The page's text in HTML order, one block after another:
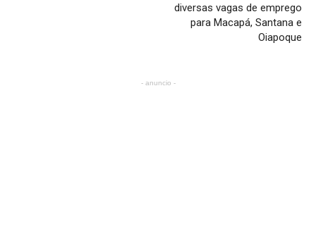
diversas vagas de emprego
para Macapá, Santana e
Oiapoque
- anuncio -